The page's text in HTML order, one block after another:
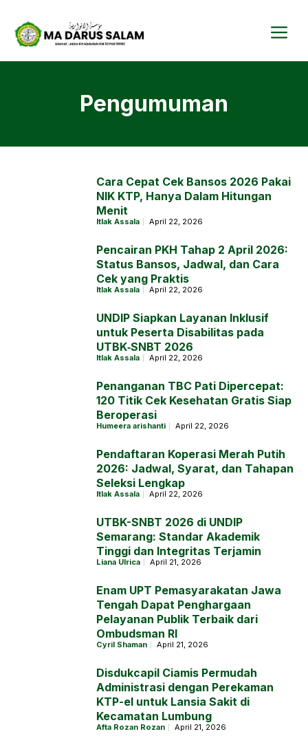
Pengumuman
Cara Cepat Cek Bansos 2026 Pakai
NIK KTP, Hanya Dalam Hitungan
Menit
Itlak Assala April 22, 2026
Pencairan PKH Tahap 2 April 2026:
Status Bansos, Jadwal, dan Cara
Cek yang Praktis
Itlak Assala April 22, 2026
UNDIP Siapkan Layanan Inklusif
untuk Peserta Disabilitas pada
UTBK‑SNBT 2026
Itlak Assala April 22, 2026
Penanganan TBC Pati Dipercepat:
120 Titik Cek Kesehatan Gratis Siap
Beroperasi
Humeera arishanti April 22, 2026
Pendaftaran Koperasi Merah Putih
2026: Jadwal, Syarat, dan Tahapan
Seleksi Lengkap
Itlak Assala April 22, 2026
UTBK-SNBT 2026 di UNDIP
Semarang: Standar Akademik
Tinggi dan Integritas Terjamin
Liana Ulrica April 21, 2026
Enam UPT Pemasyarakatan Jawa
Tengah Dapat Penghargaan
Pelayanan Publik Terbaik dari
Ombudsman RI
Cyril Shaman April 21, 2026
Disdukcapil Ciamis Permudah
Administrasi dengan Perekaman
KTP-el untuk Lansia Sakit di
Kecamatan Lumbung
Afta Rozan Rozan April 21, 2026